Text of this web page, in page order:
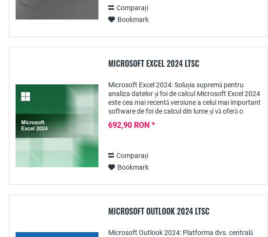
Comparați
Bookmark
MICROSOFT EXCEL 2024 LTSC
Microsoft Excel 2024: Soluția supremă pentru
analiza datelor și foi de calcul Microsoft Excel 2024
este cea mai recentă versiune a celui mai important
software de foi de calcul din lume și vă oferă o
692,90 RON *
Comparați
Bookmark
MICROSOFT OUTLOOK 2024 LTSC
Microsoft Outlook 2024: Platforma dvs. centrală